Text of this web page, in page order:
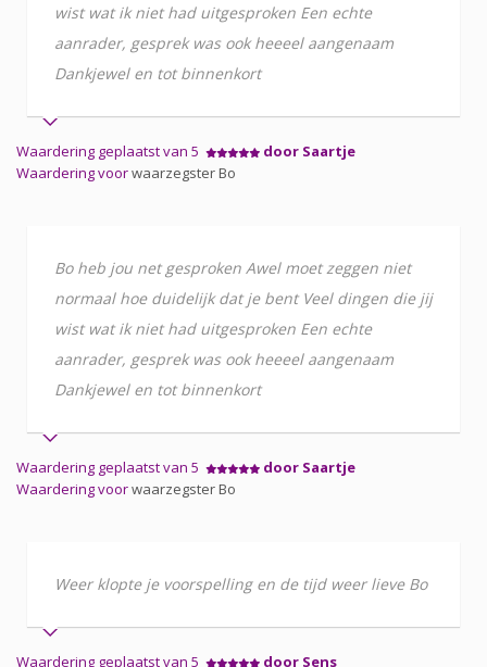
wist wat ik niet had uitgesproken Een echte
aanrader, gesprek was ook heeeel aangenaam
Dankjewel en tot binnenkort
Waardering geplaatst van 5
door Saartje
Waardering voorwaarzegster Bo
Bo heb jou net gesproken Awel moet zeggen niet
normaal hoe duidelijk dat je bent Veel dingen die jij
wist wat ik niet had uitgesproken Een echte
aanrader, gesprek was ook heeeel aangenaam
Dankjewel en tot binnenkort
Waardering geplaatst van 5
door Saartje
Waardering voorwaarzegster Bo
Weer klopte je voorspelling en de tijd weer lieve Bo
Waardering geplaatst van 5 door Sens